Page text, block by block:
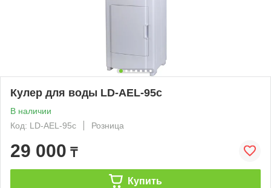
Кулер для воды LD-AEL-95c
В наличии
Код: LD-AEL-95c
Розница
29 000 ₸
Купить